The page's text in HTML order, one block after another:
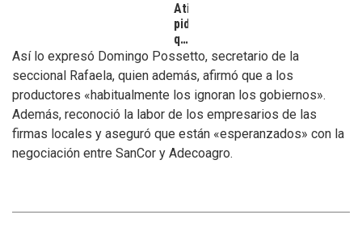
Atilra
pide
que
se
atiendan
inconvenientes
de
los
tamberos
Así lo expresó Domingo Possetto, secretario de la
seccional Rafaela, quien además, afirmó que a los
productores «habitualmente los ignoran los gobiernos».
Además, reconoció la labor de los empresarios de las
firmas locales y aseguró que están «esperanzados» con la
negociación entre SanCor y Adecoagro.